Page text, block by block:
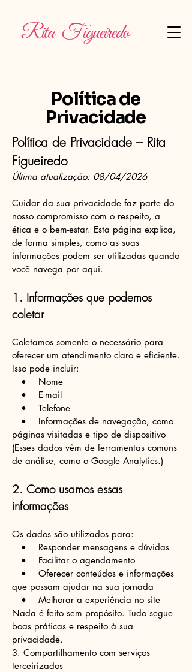
Rita Figueiredo
Política de
Privacidade
Política de Privacidade – Rita
Figueiredo
Última atualização: 08/04/2026
Cuidar da sua privacidade faz parte do
nosso compromisso com o respeito, a
ética e o bem-estar. Esta página explica,
de forma simples, como as suas
informações podem ser utilizadas quando
você navega por aqui.
1. Informações que podemos
coletar
Coletamos somente o necessário para
oferecer um atendimento claro e eficiente.
Isso pode incluir:
• Nome
• E-mail
• Telefone
• Informações de navegação, como
páginas visitadas e tipo de dispositivo
(Esses dados vêm de ferramentas comuns
de análise, como o Google Analytics.)
2. Como usamos essas
informações
Os dados são utilizados para:
• Responder mensagens e dúvidas
• Facilitar o agendamento
• Oferecer conteúdos e informações
que possam ajudar na sua jornada
• Melhorar a experiência no site
Nada é feito sem propósito. Tudo segue
boas práticas e respeito à sua
privacidade.
3. Compartilhamento com serviços
terceirizados